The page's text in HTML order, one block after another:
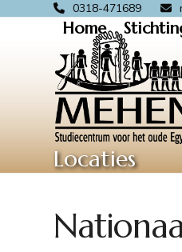
0318-471689
Home
Locaties